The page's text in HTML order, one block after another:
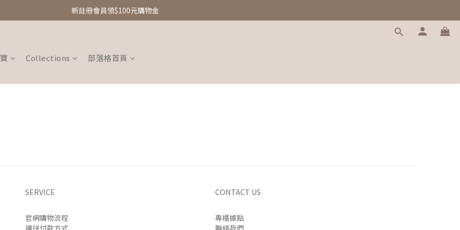
新註冊會員領$100元購物金
新註冊會員領$100元購物金
Collections 部落格首頁
SERVICE
官網購物流程
運送付款方式
CONTACT US
專櫃據點
聯絡我們